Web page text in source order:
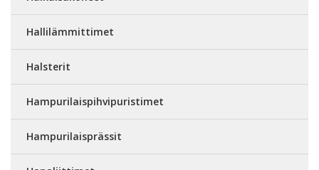
Hallilämmittimet
Halsterit
Hampurilaispihvipuristimet
Hampurilaisprässit